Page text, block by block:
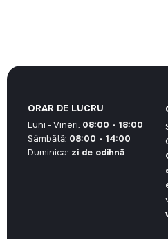
ORAR DE LUCRU
Luni - Vineri: 08:00 - 18:00
Sâmbătă: 08:00 - 14:00
Duminica: zi de odihnă